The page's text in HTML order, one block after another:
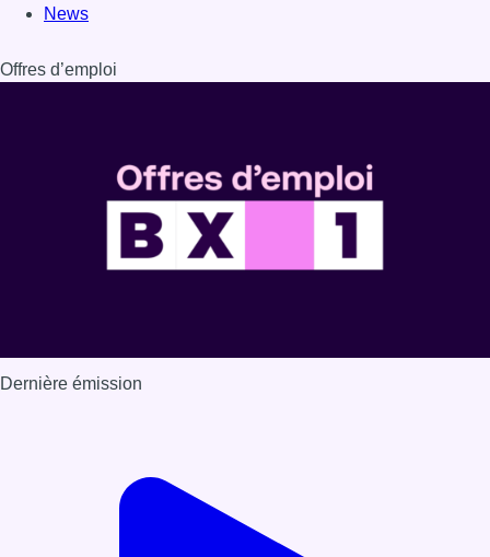
News
Offres d’emploi
Dernière émission